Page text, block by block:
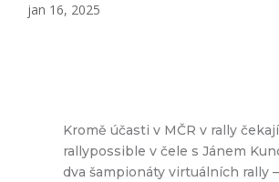
jan 16, 2025
Kromě účasti v MČR v rally
rallypossible v čele s Jánem
dva šampionáty virtuálních rally